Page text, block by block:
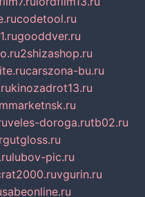
codetool.ru
gooddver.ru
2shizashop.ru
carszona-bu.ru
kinozadrot13.ru
veles-doroga.rutb02.ru
lubov-pic.ru
vgurin.ru
sabeonline.ru